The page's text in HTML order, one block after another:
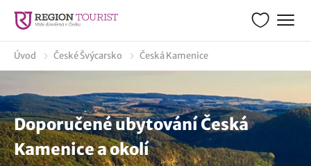
Úvod České Švýcarsko Česká Kamenice
Doporučené ubytování Česká
Kamenice a okolí